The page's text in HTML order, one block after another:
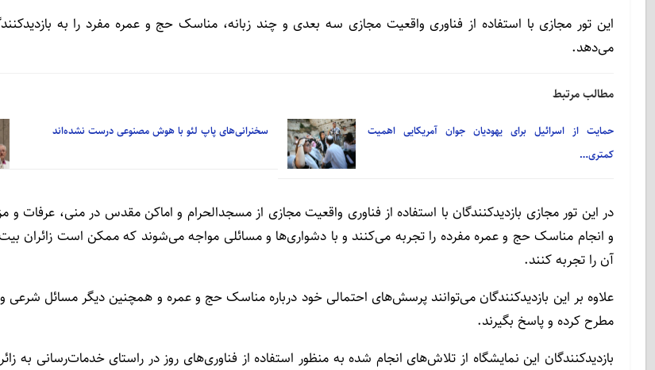
این تور مجازی با استفاده از فناوری واقعیت مجازی سه بعدی و چند زبانه، مناسک حج و عمره مفرد را به
می‌دهد.
مطالب مرتبط
حمایت از اسرائیل برای یهودیان جوان آمریکایی اهمیت
کمتری…
سخنرانی‌های پاپ لئو با هوش مصنوعی درست نشده‌اند
در این تور مجازی بازدیدکنندگان با استفاده از فناوری واقعیت مجازی از مسجدالحرام و اماکن مقدس در منی، عرفات و
و انجام مناسک حج و عمره مفرده را تجربه می‌کنند و با دشواری‌ها و مسائلی مواجه می‌شوند که ممکن است زائران بیت
آن را تجربه کنند.
علاوه بر این بازدیدکنندگان می‌توانند پرسش‌های احتمالی خود درباره مناسک حج و عمره و همچنین دیگر مسائل شرعی و
مطرح کرده و پاسخ بگیرند.
بازدیدکنندگان این نمایشگاه از تلاش‌های انجام شده به منظور استفاده از فناوری‌های روز در راستای خدمات‌رسانی به